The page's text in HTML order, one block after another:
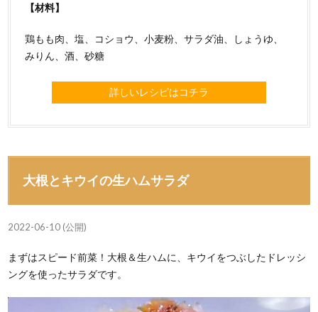
【材料】
鶏もも肉、塩、コショウ、小麦粉、サラダ油、しょうゆ、
みりん、酒、砂糖
詳しいレシピはコチラ
大根とキウイの生ハムサラダ
2022-06-10 (公開)
まずはスピード前菜！大根＆生ハムに、キウイをつぶしたドレッシ
ングを使ったサラダです。